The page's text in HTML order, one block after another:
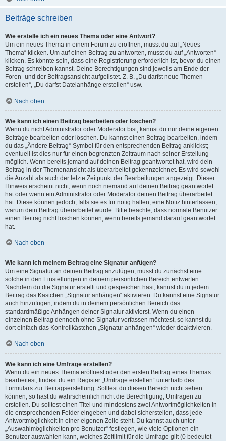
Beiträge schreiben
Wie erstelle ich ein neues Thema oder eine Antwort?
Um ein neues Thema in einem Forum zu eröffnen, musst du auf „Neues
Thema“ klicken. Um auf einen Beitrag zu antworten, musst du auf „Antworten“
klicken. Es könnte sein, dass eine Registrierung erforderlich ist, bevor du einen
Beitrag schreiben kannst. Deine Berechtigungen sind jeweils am Ende der
Foren- und der Beitragsansicht aufgelistet. Z. B. „Du darfst neue Themen
erstellen“, „Du darfst Dateianhänge erstellen“ usw.
Nach oben
Wie kann ich einen Beitrag bearbeiten oder löschen?
Wenn du nicht Administrator oder Moderator bist, kannst du nur deine eigenen
Beiträge bearbeiten oder löschen. Du kannst einen Beitrag bearbeiten, indem
du das „Ändere Beitrag“-Symbol für den entsprechenden Beitrag anklickst;
eventuell ist dies nur für einen begrenzten Zeitraum nach seiner Erstellung
möglich. Wenn bereits jemand auf deinen Beitrag geantwortet hat, wird dein
Beitrag in der Themenansicht als überarbeitet gekennzeichnet. Es wird sowohl
die Anzahl als auch der letzte Zeitpunkt der Bearbeitungen angezeigt. Dieser
Hinweis erscheint nicht, wenn noch niemand auf deinen Beitrag geantwortet
hat oder wenn ein Administrator oder Moderator deinen Beitrag überarbeitet
hat. Diese können jedoch, falls sie es für nötig halten, eine Notiz hinterlassen,
warum dein Beitrag überarbeitet wurde. Bitte beachte, dass normale Benutzer
einen Beitrag nicht löschen können, wenn bereits jemand darauf geantwortet
hat.
Nach oben
Wie kann ich meinem Beitrag eine Signatur anfügen?
Um eine Signatur an deinen Beitrag anzufügen, musst du zunächst eine
solche in den Einstellungen in deinem persönlichen Bereich entwerfen.
Nachdem du die Signatur erstellt und gespeichert hast, kannst du in jedem
Beitrag das Kästchen „Signatur anhängen“ aktivieren. Du kannst eine Signatur
auch hinzufügen, indem du in deinem persönlichen Bereich das
standardmäßige Anhängen deiner Signatur aktivierst. Wenn du einen
einzelnen Beitrag dennoch ohne Signatur verfassen möchtest, so kannst du
dort einfach das Kontrollkästchen „Signatur anhängen“ wieder deaktivieren.
Nach oben
Wie kann ich eine Umfrage erstellen?
Wenn du ein neues Thema eröffnest oder den ersten Beitrag eines Themas
bearbeitest, findest du ein Register „Umfrage erstellen“ unterhalb des
Formulars zur Beitragserstellung. Solltest du diesen Bereich nicht sehen
können, so hast du wahrscheinlich nicht die Berechtigung, Umfragen zu
erstellen. Du solltest einen Titel und mindestens zwei Antwortmöglichkeiten in
die entsprechenden Felder eingeben und dabei sicherstellen, dass jede
Antwortmöglichkeit in einer eigenen Zeile steht. Du kannst auch unter
„Auswahlmöglichkeiten pro Benutzer“ festlegen, wie viele Optionen ein
Benutzer auswählen kann, welches Zeitlimit für die Umfrage gilt (0 bedeutet